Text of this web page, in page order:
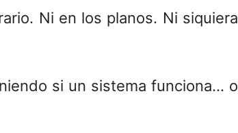
Ni en los planos. Ni siquiera
si un sistema funciona… o